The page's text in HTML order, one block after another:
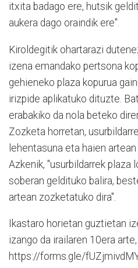
itxita badago ere, hutsik
aukera dago oraindik ere".
Kiroldegitik ohartarazi
izena emandako pertsona
gehieneko plaza kopurua
irizpide aplikatuko dituzte.
erabakiko da nola beteko
Zozketa horretan,
lehentasuna eta haien
Azkenik, "usurbildarrek plaza
soberan geldituko balira,
artean zozketatuko dira".
Ikastaro horietan guztietan
izango da irailaren 10era
https://forms.gle/